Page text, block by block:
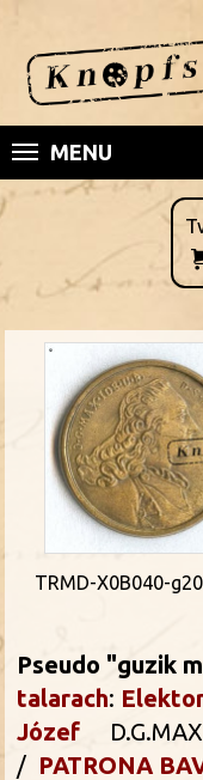
MENU
TRMD-X0B040-
Pseudo "guzik
talarach:
Józef
/ PATRONA